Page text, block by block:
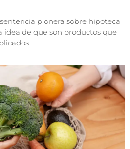
pionera sobre hipoteca
idea de que son productos que